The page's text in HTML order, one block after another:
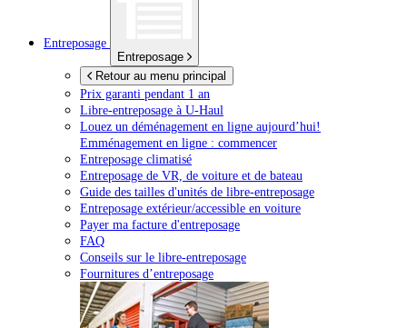
Entreposage
Entreposage
Retour au menu principal
Prix garanti pendant 1 an
Libre-entreposage à U-Haul
Louez un déménagement en ligne aujourd’hui!
Emménagement en ligne : commencer
Entreposage climatisé
Entreposage de VR, de voiture et de bateau
Guide des tailles d'unités de libre-entreposage
Entreposage extérieur/accessible en voiture
Payer ma facture d'entreposage
FAQ
Conseils sur le libre-entreposage
Fournitures d’entreposage